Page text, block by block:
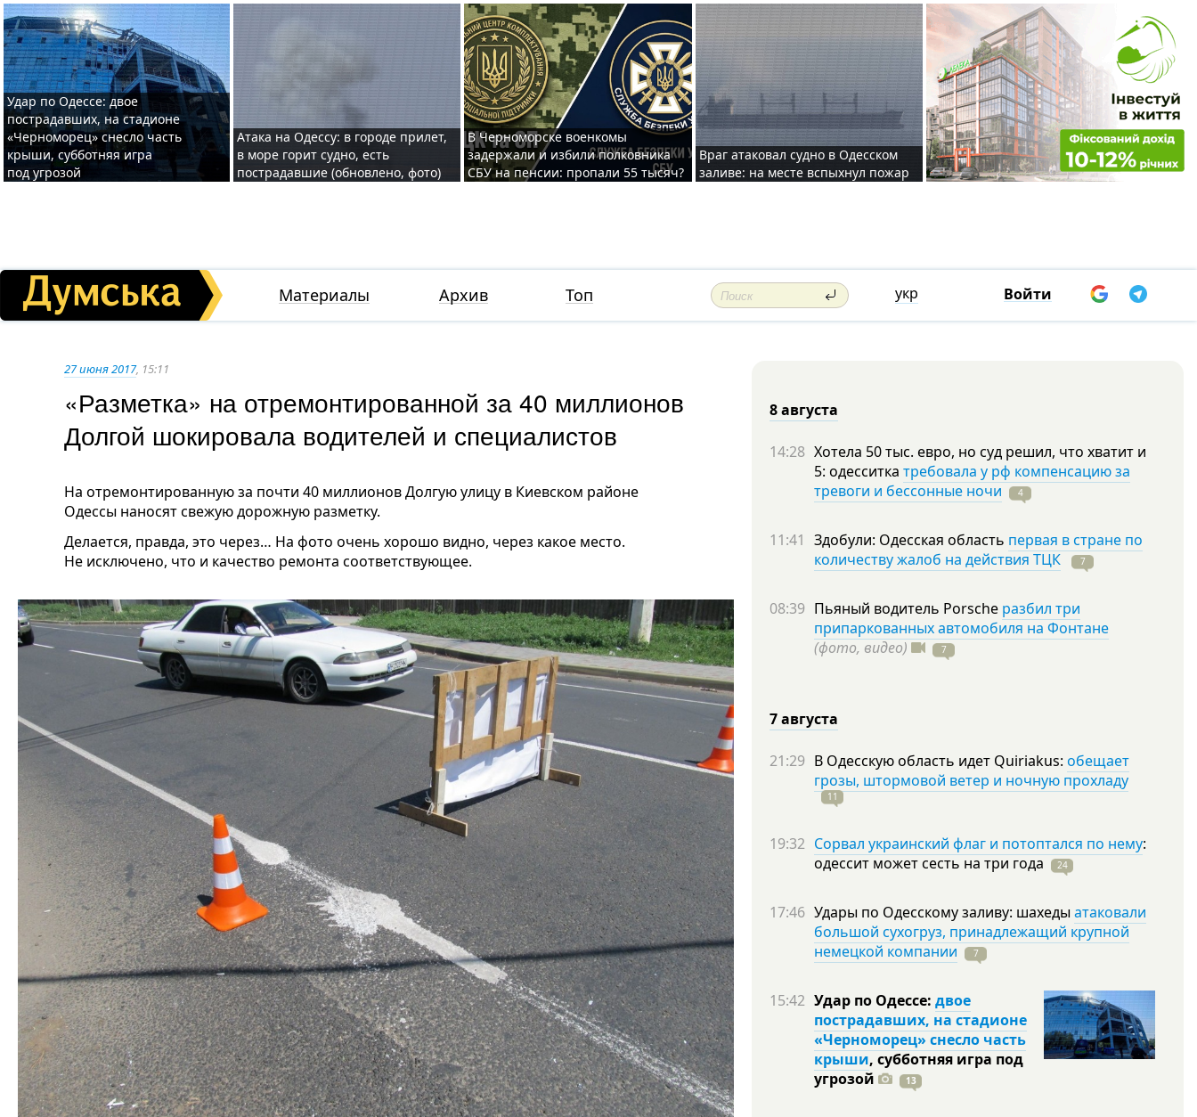
Удар по Одессе: двое
пострадавших, на стадионе
«Черноморец» снесло часть
крыши, субботняя игра
под угрозой
Атака на Одессу: в городе прилет,
в море горит судно, есть
пострадавшие (обновлено, фото)
В Черноморске военкомы
задержали и избили полковника
СБУ на пенсии: пропали 55 тысяч?
Враг атаковал судно в Одесском
заливе: на месте вспыхнул пожар
Материалы Архив Топ укр Войти
27 июня 2017, 15:11
«Разметка» на отремонтированной за 40 миллионов
Долгой шокировала водителей и специалистов
На отремонтированную за почти 40 миллионов Долгую улицу в Киевском районе
Одессы наносят свежую дорожную разметку.
Делается, правда, это через… На фото очень хорошо видно, через какое место.
Не исключено, что и качество ремонта соответствующее.
8 августа
14:28 Хотела 50 тыс. евро, но суд решил, что хватит и
5: одесситка требовала у рф компенсацию за
тревоги и бессонные ночи
4
11:41 Здобули: Одесская область первая в стране по
количеству жалоб на действия ТЦК
7
08:39 Пьяный водитель Porsche разбил три
припаркованных автомобиля на Фонтане
(фото, видео)
7
7 августа
21:29 В Одесскую область идет Quiriakus: обещает
грозы, штормовой ветер и ночную прохладу
11
19:32 Сорвал украинский флаг и потоптался по нему:
одессит может сесть на три года 24
17:46 Удары по Одесскому заливу: шахеды атаковали
большой сухогруз, принадлежащий крупной
немецкой компании
7
15:42 Удар по Одессе: двое
пострадавших, на стадионе
«Черноморец» снесло часть
крыши, субботняя игра под
угрозой
13